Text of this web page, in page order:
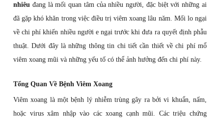
nhiêu đang là mối quan tâm của nhiều người, đặc biệt với những ai
đã gặp khó khăn trong việc điều trị viêm xoang lâu năm. Mối lo ngại
về chi phí khiến nhiều người e ngại trước khi đưa ra quyết định phẫu
thuật. Dưới đây là những thông tin chi tiết cần thiết về chi phí mổ
viêm xoang mũi và những yếu tố có thể ảnh hưởng đến chi phí này.
Tổng Quan Về Bệnh Viêm Xoang
Viêm xoang là một bệnh lý nhiễm trùng gây ra bởi vi khuẩn, nấm,
hoặc virus xâm nhập vào các xoang cạnh mũi. Các triệu chứng